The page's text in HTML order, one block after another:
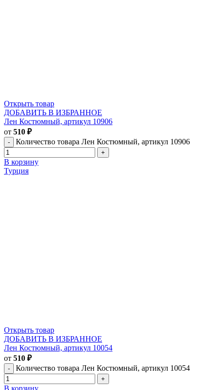
Открыть товар
ДОБАВИТЬ В ИЗБРАННОЕ
Лен Костюмный, артикул 10906
от 510 ₽
Количество товара Лен Костюмный, артикул 10906
В корзину
Турция
Открыть товар
ДОБАВИТЬ В ИЗБРАННОЕ
Лен Костюмный, артикул 10054
от 510 ₽
Количество товара Лен Костюмный, артикул 10054
В корзину